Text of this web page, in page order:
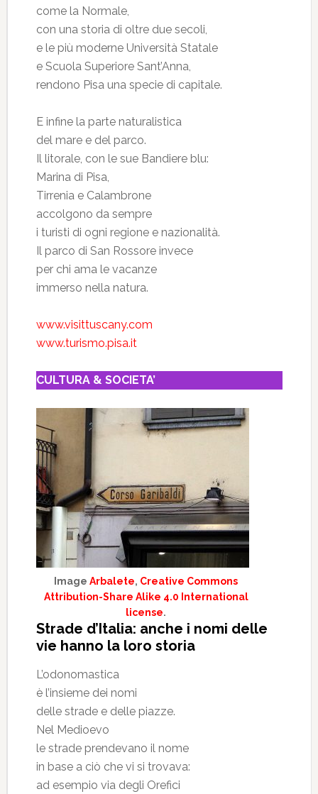
come la Normale,
con una storia di oltre due secoli,
e le più moderne Università Statale
e Scuola Superiore Sant’Anna,
rendono Pisa una specie di capitale.
E infine la parte naturalistica
del mare e del parco.
Il litorale, con le sue Bandiere blu:
Marina di Pisa,
Tirrenia e Calambrone
accolgono da sempre
i turisti di ogni regione e nazionalità.
Il parco di San Rossore invece
per chi ama le vacanze
immerso nella natura.
www.visittuscany.com
www.turismo.pisa.it
CULTURA & SOCIETA’
ImageArbalete, Creative Commons
Attribution-Share Alike 4.0 International
license.
Strade d’Italia: anche i nomi delle
vie hanno la loro storia
L’odonomastica
è l’insieme dei nomi
delle strade e delle piazze.
Nel Medioevo
le strade prendevano il nome
in base a ciò che vi si trovava:
ad esempio via degli Orefici